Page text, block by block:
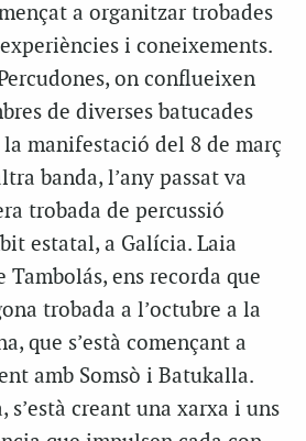
a organitzar trobades
i coneixements.
on conflueixen
de diverses batucades
manifestació del 8 de març
banda, l’any passat va
trobada de percussió
estatal, a Galícia. Laia
Tambolás, ens recorda que
trobada a l’octubre a la
que s’està començant a
amb Somsò i Batukalla.
s’està creant una xarxa i uns